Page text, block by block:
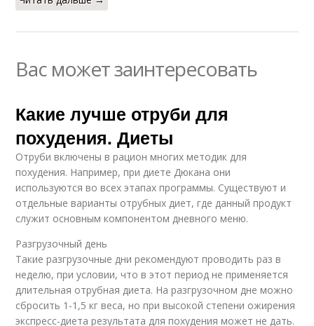
Вас может заинтересовать
Какие лучше отруби для
похудения. Диеты
Отруби включены в рацион многих методик для
похудения. Например, при диете Дюкана они
используются во всех этапах программы. Существуют и
отдельные варианты отрубных диет, где данный продукт
служит основным компонентом дневного меню.
Разгрузочный день
Такие разгрузочные дни рекомендуют проводить раз в
неделю, при условии, что в этот период не применяется
длительная отрубная диета. На разгрузочном дне можно
сбросить 1-1,5 кг веса, но при высокой степени ожирения
экспресс-диета результата для похудения может не дать.